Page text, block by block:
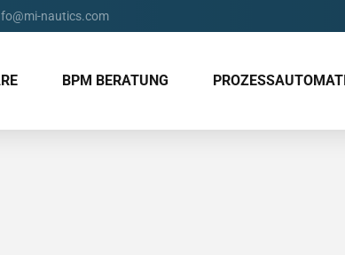
nautics.com
BPM BERATUNG